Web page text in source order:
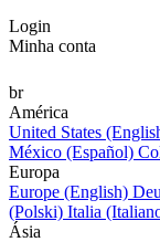
Login
Minha conta
br
América
United States
México (Español)
Europa
Europe (English)
(Polski) Italia
Ásia